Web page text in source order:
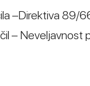
–Direktiva 89/
– Neveljavnost